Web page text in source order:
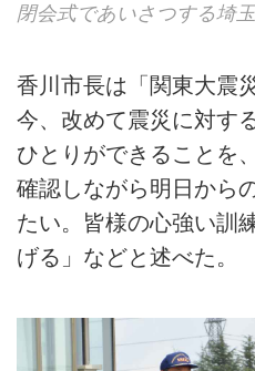
閉会式であいさつする埼
香川市長は「関東大震
今、改めて震災に対す
ひとりができることを
確認しながら明日から
たい。皆様の心強い訓
げる」などと述べた。